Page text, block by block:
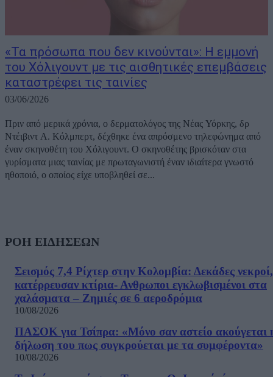
«Τα πρόσωπα που δεν κινούνται»: Η εμμονή
του Χόλιγουντ με τις αισθητικές επεμβάσεις
καταστρέφει τις ταινίες
03/06/2026
Πριν από μερικά χρόνια, ο δερματολόγος της Νέας Υόρκης, δρ
Ντέιβιντ Α. Κόλμπερτ, δέχθηκε ένα απρόσμενο τηλεφώνημα από
έναν σκηνοθέτη του Χόλιγουντ. Ο σκηνοθέτης βρισκόταν στα
γυρίσματα μιας ταινίας με πρωταγωνιστή έναν ιδιαίτερα γνωστό
ηθοποιό, ο οποίος είχε υποβληθεί σε...
ΡΟΗ ΕΙΔΗΣΕΩΝ
Σεισμός 7,4 Ρίχτερ στην Κολομβία: Δεκάδες νεκροί,
κατέρρευσαν κτίρια- Ανθρωποι εγκλωβισμένοι στα
χαλάσματα – Ζημιές σε 6 αεροδρόμια
10/08/2026
ΠΑΣΟΚ για Τσίπρα: «Μόνο σαν αστείο ακούγεται
δήλωση του πως συγκρούεται με τα συμφέροντα»
10/08/2026